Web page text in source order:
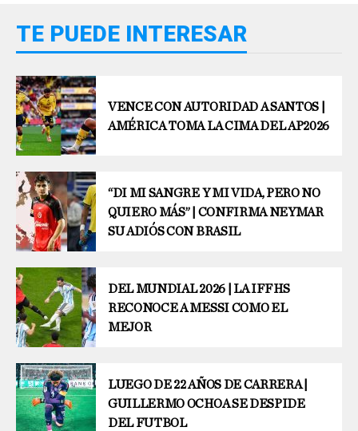
TE PUEDE INTERESAR
VENCE CON AUTORIDAD A SANTOS |
AMÉRICA TOMA LA CIMA DEL AP2026
“DI MI SANGRE Y MI VIDA, PERO NO
QUIERO MÁS” | CONFIRMA NEYMAR
SU ADIÓS CON BRASIL
DEL MUNDIAL 2026 | LA IFFHS
RECONOCE A MESSI COMO EL
MEJOR
LUEGO DE 22 AÑOS DE CARRERA |
GUILLERMO OCHOA SE DESPIDE
DEL FUTBOL